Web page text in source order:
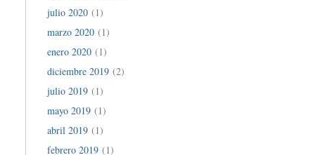
julio 2020(1)
marzo 2020(1)
enero 2020(1)
diciembre 2019(2)
julio 2019(1)
mayo 2019(1)
abril 2019(1)
febrero 2019(1)